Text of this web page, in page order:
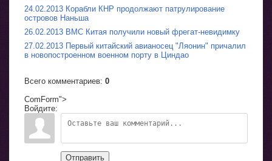
24.02.2013 Корабли КНР продолжают патрулирование
островов Наньша
26.02.2013 ВМС Китая получили новый фрегат-невидимку
27.02.2013 Первый китайский авианосец "Ляонин" причалил
в новопостроенном военном порту в Циндао
Всего комментариев: 0
ComForm">
Войдите:
Отправить